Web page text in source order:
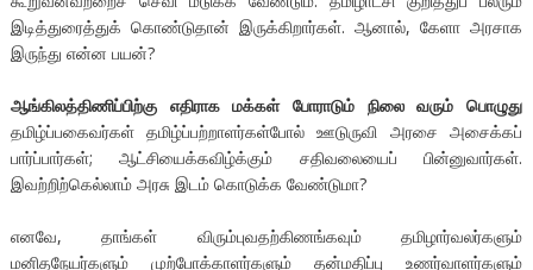
இடித்துரைத்துக் கொண்டுதான் இருக்கிறார்கள். ஆனால், கேளா அரசாக
இருந்து என்ன பயன்?
ஆங்கிலத்திணிப்பிற்கு எதிராக மக்கள் போராடும் நிலை வரும் பொழுது
தமிழ்ப்பகைவர்கள் தமிழ்ப்பற்றாளர்கள்போல் ஊடுருவி அரசை அசைக்கப்
பார்ப்பார்கள்; ஆட்சியைக்கவிழ்க்கும் சதிவலையைப் பின்னுவார்கள்.
இவற்றிற்கெல்லாம் அரசு இடம் கொடுக்க வேண்டுமா?
எனவே, தாங்கள் விரும்புவதற்கிணங்கவும் தமிழார்வலர்களும்
மனிதநேயர்களும் முற்போக்காளர்களும் தன்மதிப்பு உணர்வாளர்களும்